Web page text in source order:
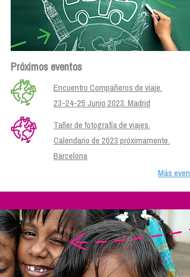
Próximos eventos
Encuentro Compañeros de viaje.
23-24-25 Junio 2023. Madrid
Taller de fotografía de viajes.
Calendario de 2023 próximamente.
Barcelona
Más